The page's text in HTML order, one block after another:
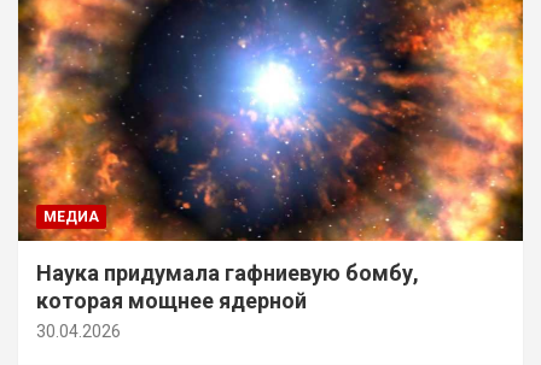
МЕДИА
Наука придумала гафниевую бомбу,
которая мощнее ядерной
30.04.2026